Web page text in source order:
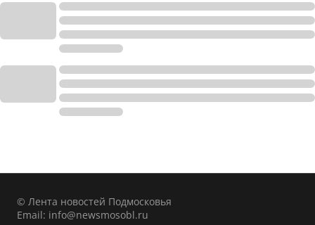
© Лента новостей Подмосковья
Email: info@newsmosobl.ru